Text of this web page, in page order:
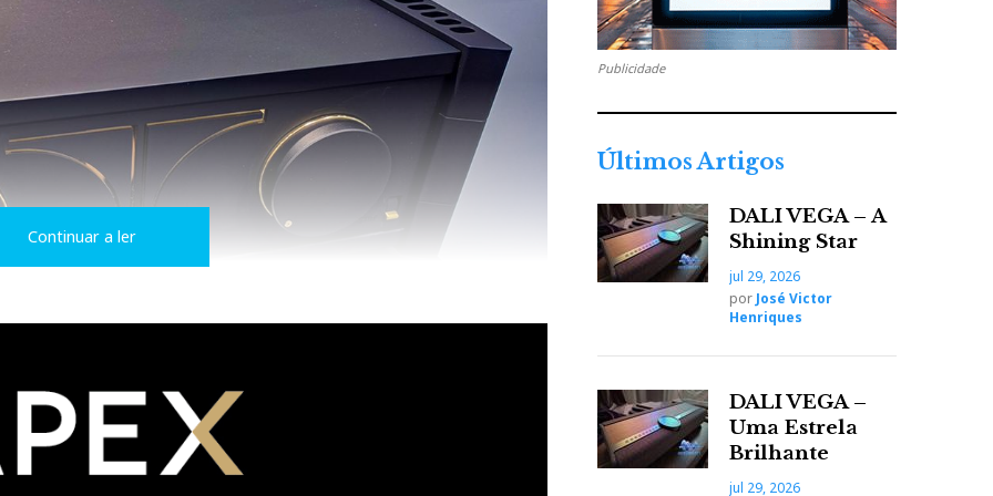
Continuar a ler
Publicidade
Últimos Artigos
DALI VEGA – A
Shining Star
jul 29, 2026
por José Victor
Henriques
DALI VEGA –
Uma Estrela
Brilhante
jul 29, 2026